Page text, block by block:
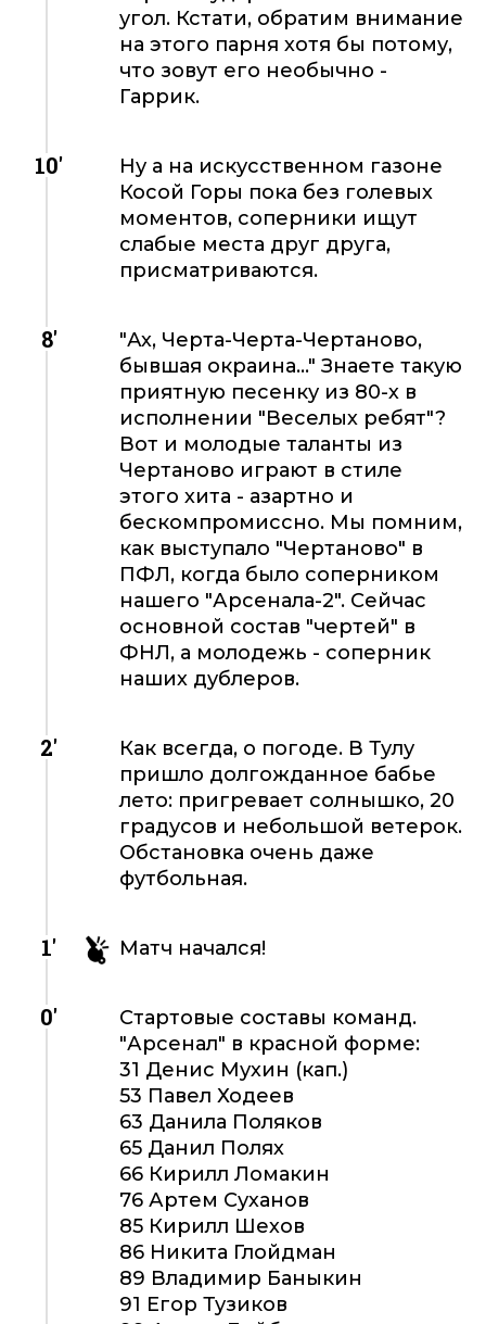
угол. Кстати, обратим внимание
на этого парня хотя бы потому,
что зовут его необычно -
Гаррик.
10'
Ну а на искусственном газоне
Косой Горы пока без голевых
моментов, соперники ищут
слабые места друг друга,
присматриваются.
8'
"Ах, Черта-Черта-Чертаново,
бывшая окраина..." Знаете такую
приятную песенку из 80-х в
исполнении "Веселых ребят"?
Вот и молодые таланты из
Чертаново играют в стиле
этого хита - азартно и
бескомпромиссно. Мы помним,
как выступало "Чертаново" в
ПФЛ, когда было соперником
нашего "Арсенала-2". Сейчас
основной состав "чертей" в
ФНЛ, а молодежь - соперник
наших дублеров.
2'
Как всегда, о погоде. В Тулу
пришло долгожданное бабье
лето: пригревает солнышко, 20
градусов и небольшой ветерок.
Обстановка очень даже
футбольная.
1' Матч начался!
0'
Стартовые составы команд.
"Арсенал" в красной форме:
31 Денис Мухин (кап.)
53 Павел Ходеев
63 Данила Поляков
65 Данил Полях
66 Кирилл Ломакин
76 Артем Суханов
85 Кирилл Шехов
86 Никита Глойдман
89 Владимир Баныкин
91 Егор Тузиков